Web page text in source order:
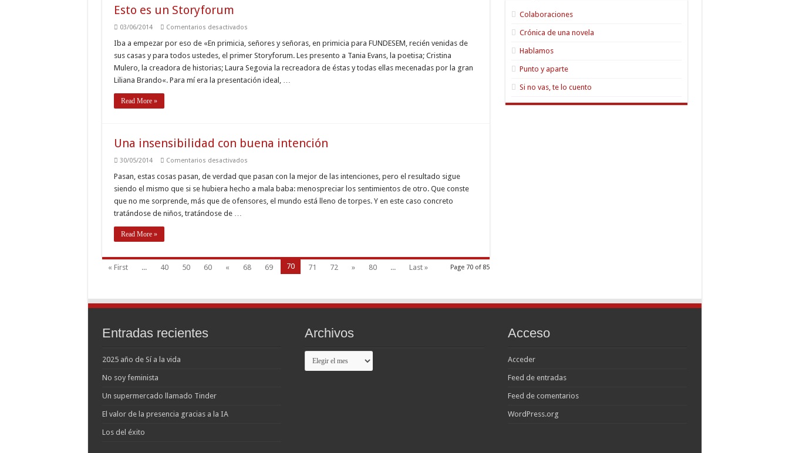
Esto es un Storyforum
03/06/2014 Comentarios desactivadosen
es
Storyforum
Iba a empezar por eso de «En primicia, señores y señoras, en primicia para FUNDESEM, recién venidas de
sus casas y para todos ustedes, el primer Storyforum. Les presento a Tania Evans, la poetisa; Cristina
Mulero, la creadora de historias; Laura Segovia la recreadora de éstas y todas ellas mecenadas por la gran
Liliana Brando«. Para mí era la presentación ideal, …
Read More »
Una insensibilidad con buena intención
30/05/2014 Comentarios desactivadosen
insensibilidad
con
buena
intención
Pasan, estas cosas pasan, de verdad que pasan con la mejor de las intenciones, pero el resultado sigue
siendo el mismo que si se hubiera hecho a mala baba: menospreciar los sentimientos de otro. Que conste
que no me sorprende, más que de ofensores, el mundo está lleno de torpes. Y en este caso concreto
tratándose de niños, tratándose de …
Read More »
Page 70 of 85
« First ... 40 50 60 « 68 69 70 71 72 » 80 ... Last »
Colaboraciones
Crónica de una novela
Hablamos
Punto y aparte
Si no vas, te lo cuento
Entradas recientes
2025 año de Sí a la vida
No soy feminista
Un supermercado llamado Tinder
El valor de la presencia gracias a la IA
Los del éxito
Archivos
Archivos
Acceso
Acceder
Feed de entradas
Feed de comentarios
WordPress.org